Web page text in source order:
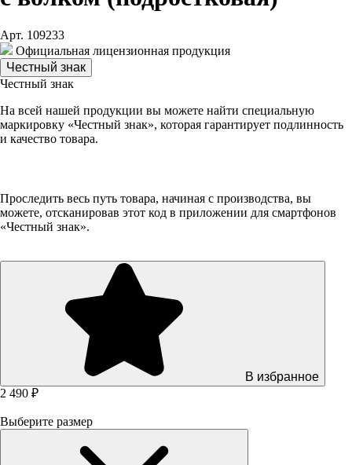
Арт. 109233
Официальная лицензионная продукция
Честный знак
Честный знак
На всей нашей продукции вы можете найти специальную
маркировку «Честный знак», которая гарантирует подлинность
и качество товара.
Проследить весь путь товара, начиная с производства, вы
можете, отсканировав этот код в приложении для смартфонов
«Честный знак».
В избранное
2 490 ₽
Выберите размер